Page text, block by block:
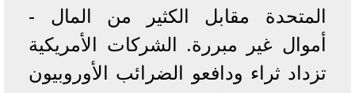
المتحدة مقابل الكثير من المال -
أموال غير مبررة. الشركات الأمريكية
تزداد ثراء ودافعو الضرائب الأوروبيون